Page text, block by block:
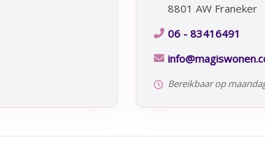
8801 AW Franeker
06 - 83416491
Bereikbaar op